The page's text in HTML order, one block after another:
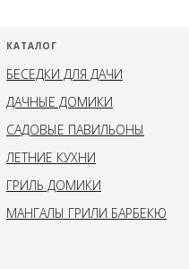
КАТАЛОГ
БЕСЕДКИ ДЛЯ ДАЧИ
ДАЧНЫЕ ДОМИКИ
САДОВЫЕ ПАВИЛЬОНЫ
ЛЕТНИЕ КУХНИ
ГРИЛЬ ДОМИКИ
МАНГАЛЫ ГРИЛИ БАРБЕКЮ